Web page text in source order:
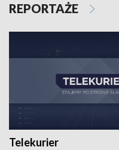
REPORTAŻE
Telekurier